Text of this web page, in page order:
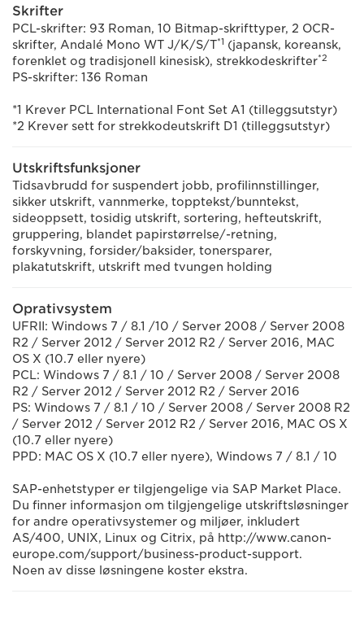
Skrifter
PCL-skrifter: 93 Roman, 10 Bitmap-skrifttyper, 2 OCR-
skrifter, Andalé Mono WT J/K/S/T*1 (japansk, koreansk,
forenklet og tradisjonell kinesisk), strekkodeskrifter*2
PS-skrifter: 136 Roman
*1 Krever PCL International Font Set A1 (tilleggsutstyr)
*2 Krever sett for strekkodeutskrift D1 (tilleggsutstyr)
Utskriftsfunksjoner
Tidsavbrudd for suspendert jobb, profilinnstillinger,
sikker utskrift, vannmerke, topptekst/bunntekst,
sideoppsett, tosidig utskrift, sortering, hefteutskrift,
gruppering, blandet papirstørrelse/-retning,
forskyvning, forsider/baksider, tonersparer,
plakatutskrift, utskrift med tvungen holding
Oprativsystem
UFRII: Windows 7 / 8.1 /10 / Server 2008 / Server 2008
R2 / Server 2012 / Server 2012 R2 / Server 2016, MAC
OS X (10.7 eller nyere)
PCL: Windows 7 / 8.1 / 10 / Server 2008 / Server 2008
R2 / Server 2012 / Server 2012 R2 / Server 2016
PS: Windows 7 / 8.1 / 10 / Server 2008 / Server 2008 R2
/ Server 2012 / Server 2012 R2 / Server 2016, MAC OS X
(10.7 eller nyere)
PPD: MAC OS X (10.7 eller nyere), Windows 7 / 8.1 / 10
SAP-enhetstyper er tilgjengelige via SAP Market Place.
Du finner informasjon om tilgjengelige utskriftsløsninger
for andre operativsystemer og miljøer, inkludert
AS/400, UNIX, Linux og Citrix, på http://www.canon-
europe.com/support/business-product-support.
Noen av disse løsningene koster ekstra.